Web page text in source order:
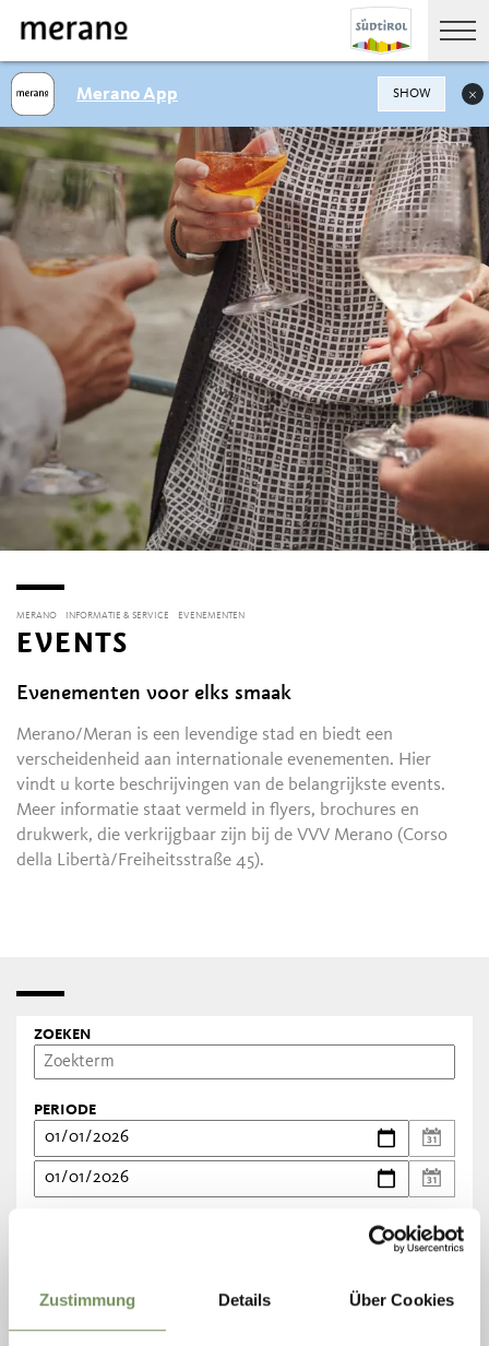
Zustimmung Details Über Cookies
MERANO INFORMATIE & SERVICE EVENEMENTEN
EVENTS
Evenementen voor elks smaak
Merano/Meran is een levendige stad en biedt een
verscheidenheid aan internationale evenementen. Hier
vindt u korte beschrijvingen van de belangrijkste events.
Meer informatie staat vermeld in flyers, brochures en
drukwerk, die verkrijgbaar zijn bij de VVV Merano (Corso
della Libertà/Freiheitsstraße 45).
ZOEKEN
PERIODE
Merano App SHOW